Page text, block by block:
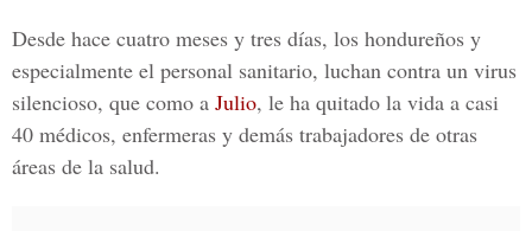
Desde hace cuatro meses y tres días, los hondureños y
especialmente el personal sanitario, luchan contra un virus
silencioso, que como a Julio, le ha quitado la vida a casi
40 médicos, enfermeras y demás trabajadores de otras
áreas de la salud.